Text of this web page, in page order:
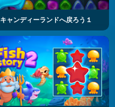
キャンディーランドへ戻ろう１